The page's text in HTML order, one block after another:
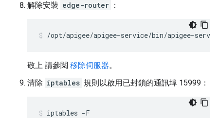
解除安裝 edge-router ：
/opt/apigee/apigee-service/bin/apigee-
敬上 請參閱 移除伺服器。
清除 iptables 規則以啟用已封鎖的通訊埠 15999：
iptables -F